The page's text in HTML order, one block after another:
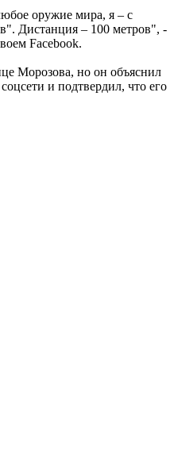
оружие мира, я – с
Дистанция – 100 метров", -
Facebook.
Морозова, но он объяснил
и подтвердил, что его